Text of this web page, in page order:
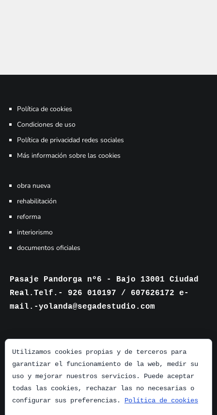
Política de cookies
Condiciones de uso
Política de privacidad redes sociales
Más información sobre las cookies
obra nueva
rehabilitación
reforma
interiorismo
documentos oficiales
Pasaje Pandorga nº6 - Bajo 13001 Ciudad
Real.Telf.- 926 010197 / 607626172 e-
mail.-yolanda@segadestudio.com
Utilizamos cookies propias y de terceros para
garantizar el funcionamiento de la web, medir su
uso y mejorar nuestros servicios. Puede aceptar
todas las cookies, rechazar las no necesarias o
configurar sus preferencias. Política de cookies